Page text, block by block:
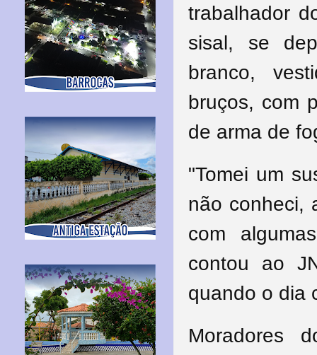
trabalhador
sisal, se
branco,
bruços, com
de arma de
"Tomei um
não conheci,
com
contou ao
quando o dia
Moradores